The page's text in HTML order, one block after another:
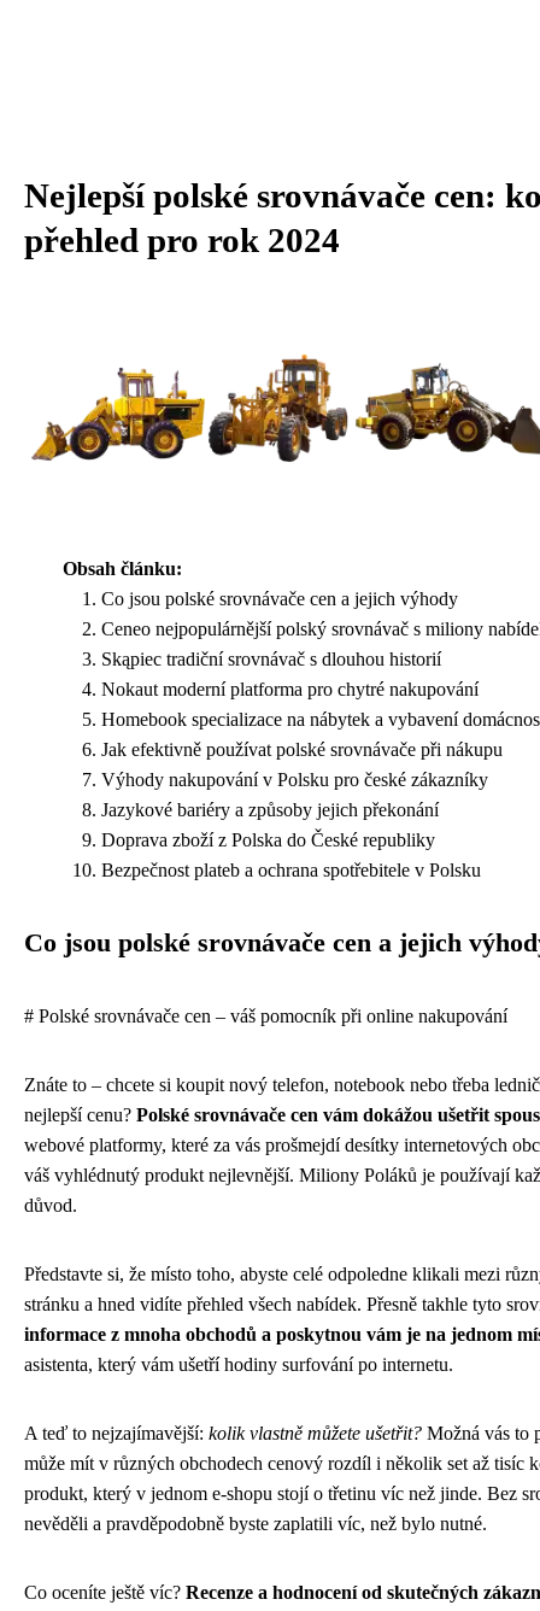
Nejlepší polské srovnávače cen:
přehled pro rok 2024
Obsah článku:
Co jsou polské srovnávače cen a jejich výhody
Ceneo nejpopulárnější polský srovnávač s miliony
Skąpiec tradiční srovnávač s dlouhou historií
Nokaut moderní platforma pro chytré nakupování
Homebook specializace na nábytek a vybavení
Jak efektivně používat polské srovnávače při nákupu
Výhody nakupování v Polsku pro české zákazníky
Jazykové bariéry a způsoby jejich překonání
Doprava zboží z Polska do České republiky
Bezpečnost plateb a ochrana spotřebitele v Polsku
Co jsou polské srovnávače cen a jejich
# Polské srovnávače cen – váš pomocník při online nakupování
Znáte to – chcete si koupit nový telefon, notebook nebo třeba
nejlepší cenu? Polské srovnávače cen vám dokážou ušetřit
webové platformy, které za vás prošmejdí desítky internetových
váš vyhlédnutý produkt nejlevnější. Miliony Poláků je používají
důvod.
Představte si, že místo toho, abyste celé odpoledne klikali mezi
stránku a hned vidíte přehled všech nabídek. Přesně takhle tyto
informace z mnoha obchodů a poskytnou vám je na jednom
asistenta, který vám ušetří hodiny surfování po internetu.
A teď to nejzajímavější: kolik vlastně můžete ušetřit? Možná vás to
může mít v různých obchodech cenový rozdíl i několik set až tisíc
produkt, který v jednom e-shopu stojí o třetinu víc než jinde. Bez
nevěděli a pravděpodobně byste zaplatili víc, než bylo nutné.
Co oceníte ještě víc? Recenze a hodnocení od skutečných